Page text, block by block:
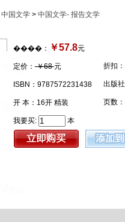
中国文学 > 中国文学- 报告文学
����： ￥57.8元
定价： ￥68元
ISBN：9787572231438
开 本：16开 精装
折扣：
出版社
页数
我要买: 本